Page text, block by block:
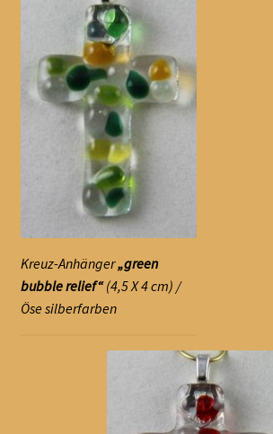
Kreuz-Anhänger„green
bubble relief“(4,5 X 4 cm) /
Öse silberfarben